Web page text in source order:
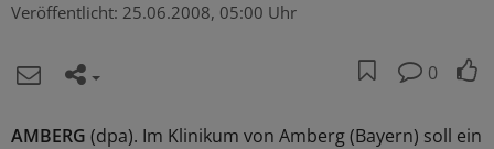
Veröffentlicht: 25.06.2008, 05:00 Uhr
0
AMBERG (dpa). Im Klinikum von Amberg (Bayern) soll ein